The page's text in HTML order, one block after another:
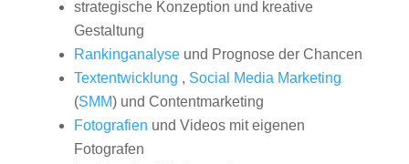
strategische Konzeption und kreative
Gestaltung
Rankinganalyseund Prognose der Chancen
Textentwicklung , Social Media Marketing
(SMM) und Contentmarketing
Fotografien und Videos mit eigenen
Fotografen